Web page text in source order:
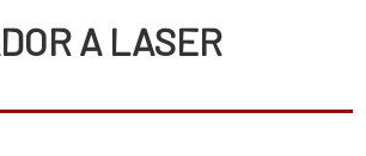
A LASER